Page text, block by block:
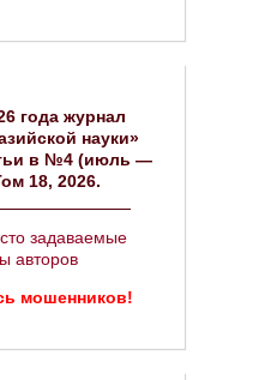
года журнал
науки»
в №4 (июль —
18, 2026.
задаваемые
авторов
мошенников!